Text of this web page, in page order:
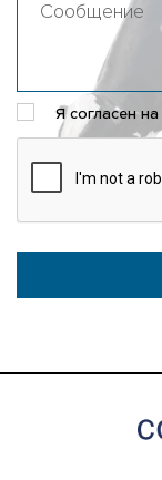
Я согласен на